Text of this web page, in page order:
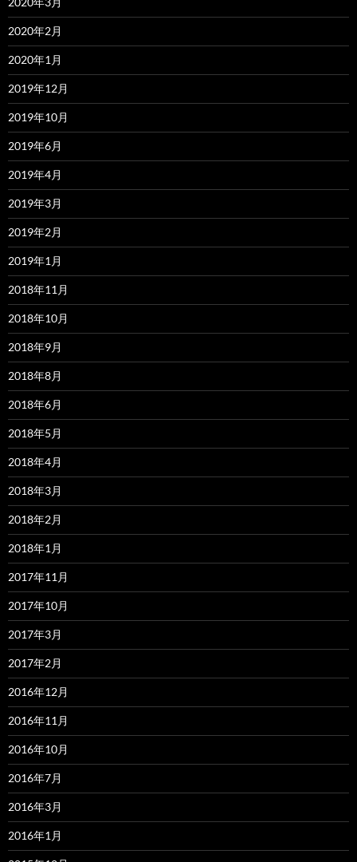
2020年2月
2020年1月
2019年12月
2019年10月
2019年6月
2019年4月
2019年3月
2019年2月
2019年1月
2018年11月
2018年10月
2018年9月
2018年8月
2018年6月
2018年5月
2018年4月
2018年3月
2018年2月
2018年1月
2017年11月
2017年10月
2017年3月
2017年2月
2016年12月
2016年11月
2016年10月
2016年7月
2016年3月
2016年1月